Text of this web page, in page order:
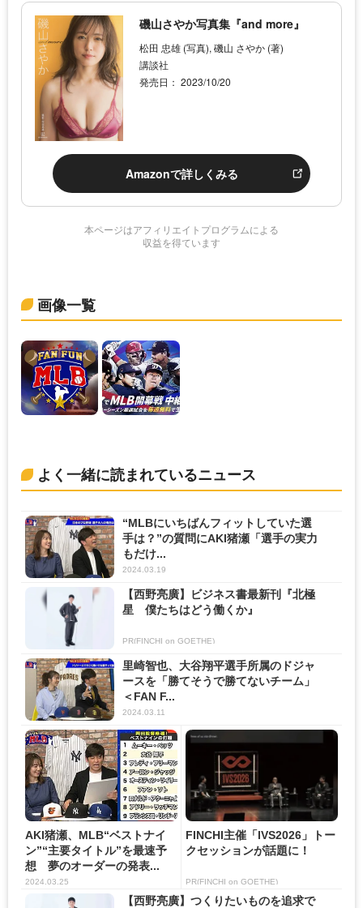
磯山さやか写真集『and more』
松田 忠雄 (写真), 磯山 さやか (著)
講談社
発売日： 2023/10/20
Amazonで詳しくみる
本ページはアフィリエイトプログラムによる
収益を得ています
画像一覧
よく一緒に読まれているニュース
“MLBにいちばんフィットしていた選
手は？”の質問にAKI猪瀬「選手の実力
もだけ...
2024.03.19
【西野亮廣】ビジネス書最新刊『北極
星 僕たちはどう働くか』
PR(FINCHI on GOETHE)
里崎智也、大谷翔平選手所属のドジャ
ースを「勝てそうで勝てないチーム」
＜FAN F...
2024.03.11
AKI猪瀬、MLB“ベストナイ
ン”“主要タイトル”を最速予
想 夢のオーダーの発表...
2024.03.25
FINCHI主催「IVS2026」トー
クセッションが話題に！
PR(FINCHI on GOETHE)
【西野亮廣】つくりたいものを追求で